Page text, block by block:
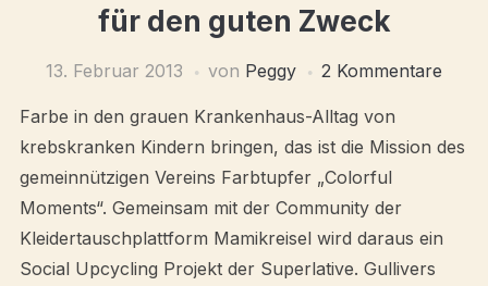
für den guten Zweck
13. Februar 2013 von Peggy 2 Kommentare
Farbe in den grauen Krankenhaus-Alltag von
krebskranken Kindern bringen, das ist die Mission des
gemeinnützigen Vereins Farbtupfer „Colorful
Moments“. Gemeinsam mit der Community der
Kleidertauschplattform Mamikreisel wird daraus ein
Social Upcycling Projekt der Superlative. Gullivers